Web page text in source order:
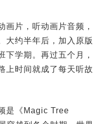
画片，听动画片音频，
大约半年后，加入原版
下学期。再过五个月，
上时间就成了每天听故
是《Magic Tree